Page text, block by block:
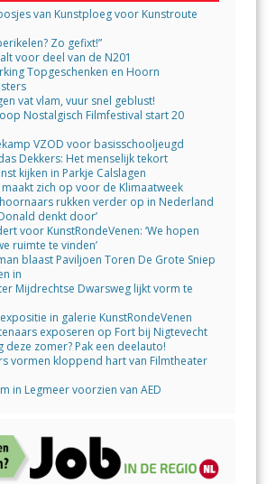
van Kunstploeg voor Kunstroute
Zo gefixt!”
voor deel van de N201
Topgeschenken en Hoorn
vat vlam, vuur snel geblust!
Nostalgisch Filmfestival start 20
VZOD voor basisschooljeugd
Dekkers: Het menselijk tekort
kijken in Parkje Calslagen
zich op voor de Klimaatweek
rukken verder op in Nederland
denkt door’
voor KunstRondeVenen: ‘We hopen
ruimte te vinden’
blaast Paviljoen Toren De Grote Sniep
in
Mijdrechtse Dwarsweg lijkt vorm te
in galerie KunstRondeVenen
exposeren op Fort bij Nigtevecht
deze zomer? Pak een deelauto!
vormen kloppend hart van Filmtheater
in Legmeer voorzien van AED